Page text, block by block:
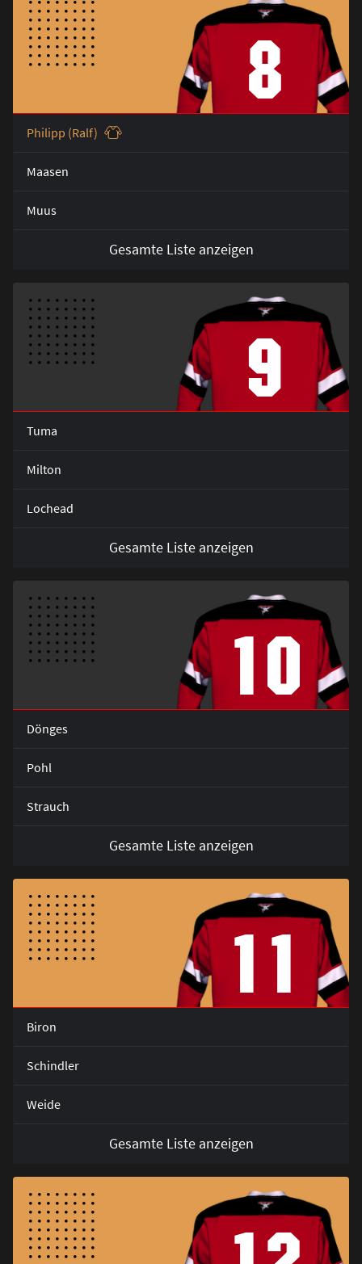
8
Philipp (Ralf)
Maasen
Muus
Gesamte Liste anzeigen
9
Tuma
Milton
Lochead
Gesamte Liste anzeigen
10
Dönges
Pohl
Strauch
Gesamte Liste anzeigen
11
Biron
Schindler
Weide
Gesamte Liste anzeigen